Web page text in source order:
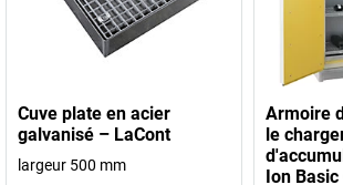
respectueuse de l'environnement
. Bien
exclusivement des solutions
qui respectent
toutes les lois et réglementations
en
documents
.
Vous cherchez une
technologie de
respectueuse de l'environnement pour vos
Cuve plate en acier
galvanisé – LaCont
largeur 500 mm
Armoire
le
Ion